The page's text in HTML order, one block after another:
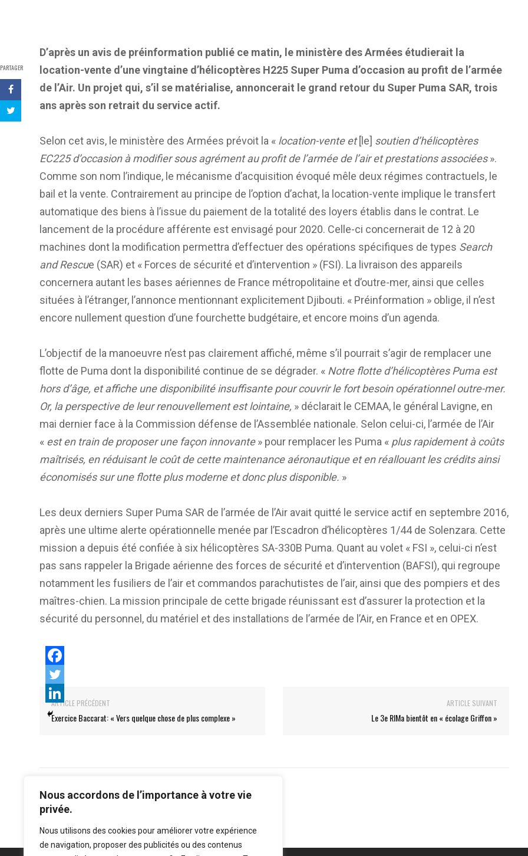
Nous accordons de l’importance à votre vie
privée.
Nous utilisons des cookies pour améliorer votre expérience
de navigation, proposer des publicités ou des contenus
PARTAGER
D’après un avis de préinformation publié ce matin, le ministère des Armées étudierait la
location-vente d’une vingtaine d’hélicoptères H225 Super Puma d’occasion au profit de l’armée
de l’Air. Un projet qui, s’il se matérialise, annoncerait le grand retour du Super Puma SAR, trois
ans après son retrait du service actif.
Selon cet avis, le ministère des Armées prévoit la « location-vente et[le] soutien d’hélicoptères
EC225 d’occasion à modifier sous agrément au profit de l’armée de l’air et prestations associées».
Comme son nom l’indique, le mécanisme d’acquisition évoqué mêle deux régimes contractuels, le
bail et la vente. Contrairement au principe de l’option d’achat, la location-vente implique le transfert
automatique des biens à l’issue du paiement de la totalité des loyers établis dans le contrat. Le
lancement de la procédure afférente est envisagé pour 2020. Celle-ci concernerait de 12 à 20
machines dont la modification permettra d’effectuer des opérations spécifiques de types Search
and Rescue (SAR) et « Forces de sécurité et d’intervention » (FSI). La livraison des appareils
concernera autant les bases aériennes de France métropolitaine et d’outre-mer, ainsi que celles
situées à l’étranger, l’annonce mentionnant explicitement Djibouti. « Préinformation » oblige, il n’est
encore nullement question d’une fourchette budgétaire, et encore moins d’un agenda.
L’objectif de la manoeuvre n’est pas clairement affiché, même s’il pourrait s’agir de remplacer une
flotte de Puma dont la disponibilité continue de se dégrader. « Notre flotte d’hélicoptères Puma est
hors d’âge, et affiche une disponibilité insuffisante pour couvrir le fort besoin opérationnel outre-mer.
Or, la perspective de leur renouvellement est lointaine, » déclarait le CEMAA, le général Lavigne, en
mai dernier face à la Commission défense de l’Assemblée nationale. Selon celui-ci, l’armée de l’Air
« est en train de proposer une façon innovante» pour remplacer les Puma « plus rapidement à coûts
maîtrisés, en réduisant le coût de cette maintenance aéronautique et en réallouant les crédits ainsi
économisés sur une flotte plus moderne et donc plus disponible. »
Les deux derniers Super Puma SAR de l’armée de l’Air avait quitté le service actif en septembre 2016,
après une ultime alerte opérationnelle menée par l’Escadron d’hélicoptères 1/44 de Solenzara. Cette
mission a depuis été confiée à six hélicoptères SA-330B Puma. Quant au volet « FSI », celui-ci n’est
pas sans rappeler la Brigade aérienne des forces de sécurité et d’intervention (BAFSI), qui regroupe
notamment les fusiliers de l’air et commandos parachutistes de l’air, ainsi que des pompiers et des
maîtres-chien. La mission principale de cette brigade réunissant est d’assurer la protection et la
sécurité du personnel, du matériel et des installations de l’armée de l’Air, en France et en OPEX.
ARTICLE PRÉCÉDENT
Exercice Baccarat: « Vers quelque chose de plus complexe »
ARTICLE SUIVANT
Le 3e RIMa bientôt en « écolage Griffon »